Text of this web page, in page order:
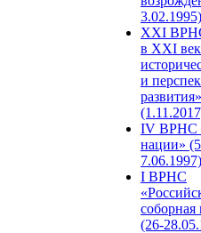
3.02.1995)
XХI
в XXI
и
развития»
IV ВРНС
нации»
7.06.1997)
I ВРНС
(26-